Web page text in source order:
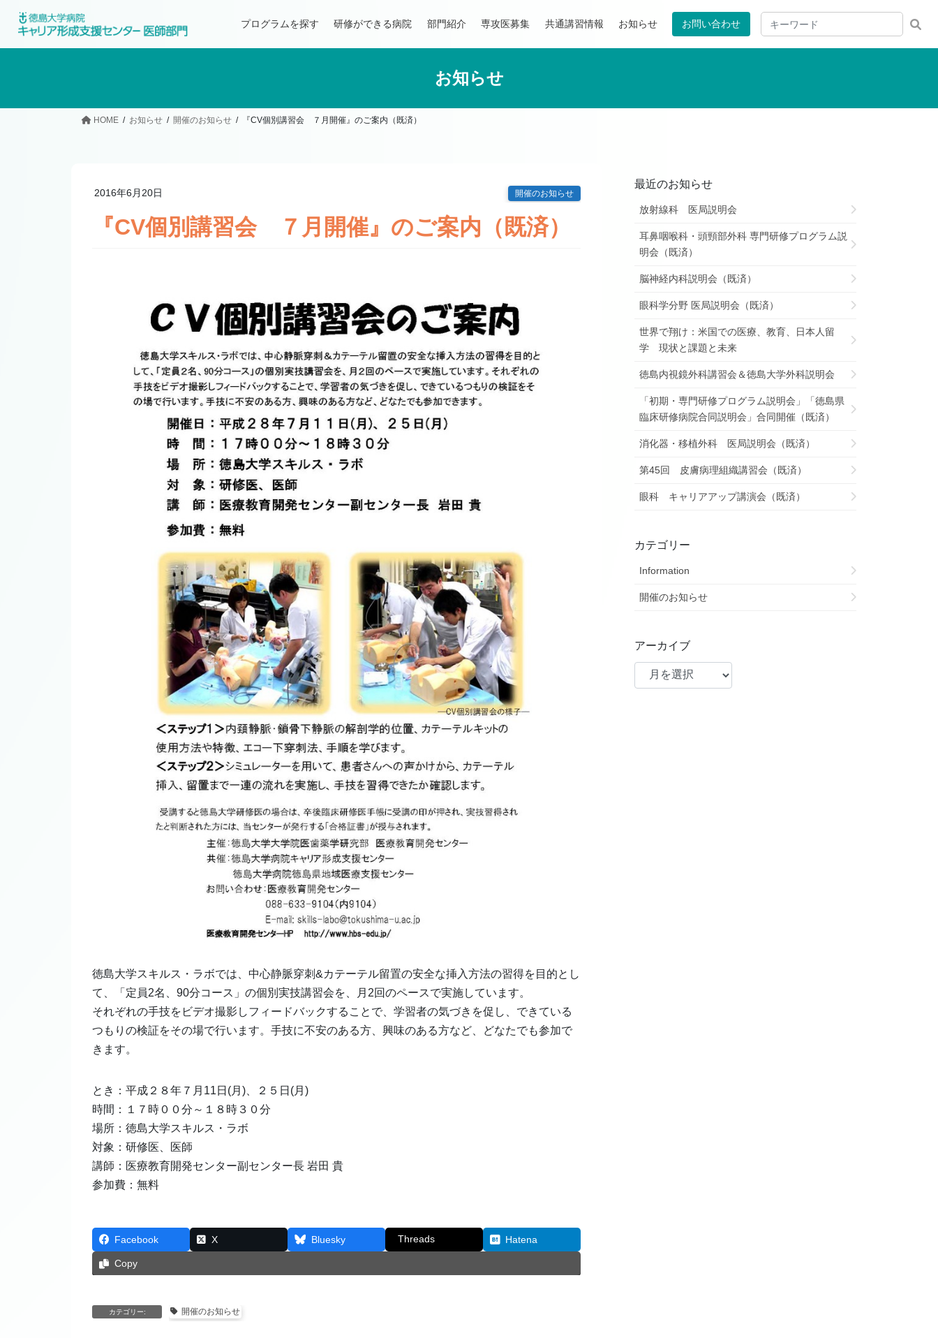
プログラムを探す 研修ができる病院 部門紹介 専攻医募集 共通講習情報 お知らせ お問い合わせ
お知らせ
HOME お知らせ 開催のお知らせ 『CV個別講習会 ７月開催』のご案内（既済）
2016年6月20日 開催のお知らせ
『CV個別講習会 ７月開催』のご案内（既済）
徳島大学スキルス・ラボでは、中心静脈穿刺&カテーテル留置の安全な挿入方法の習得を目的とし
て、「定員2名、90分コース」の個別実技講習会を、月2回のペースで実施しています。
それぞれの手技をビデオ撮影しフィードバックすることで、学習者の気づきを促し、できている
つもりの検証をその場で行います。手技に不安のある方、興味のある方など、どなたでも参加で
きます。
とき：平成２８年７月11日(月)、２５日(月)
時間：１７時００分～１８時３０分
場所：徳島大学スキルス・ラボ
対象：研修医、医師
講師：医療教育開発センター副センター長 岩田 貴
参加費：無料
Facebook X Bluesky Threads Hatena
Copy
カテゴリー: 開催のお知らせ
最近のお知らせ
放射線科 医局説明会
耳鼻咽喉科・頭頸部外科 専門研修プログラム説
明会（既済）
脳神経内科説明会（既済）
眼科学分野 医局説明会（既済）
世界で翔け：米国での医療、教育、日本人留
学 現状と課題と未来
徳島内視鏡外科講習会＆徳島大学外科説明会
「初期・専門研修プログラム説明会」「徳島県
臨床研修病院合同説明会」合同開催（既済）
消化器・移植外科 医局説明会（既済）
第45回 皮膚病理組織講習会（既済）
眼科 キャリアアップ講演会（既済）
カテゴリー
Information
開催のお知らせ
アーカイブ